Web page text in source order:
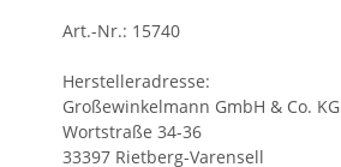
Art.-Nr.: 15740
Herstelleradresse:
Großewinkelmann GmbH & Co. KG
Wortstraße 34-36
33397 Rietberg-Varensell